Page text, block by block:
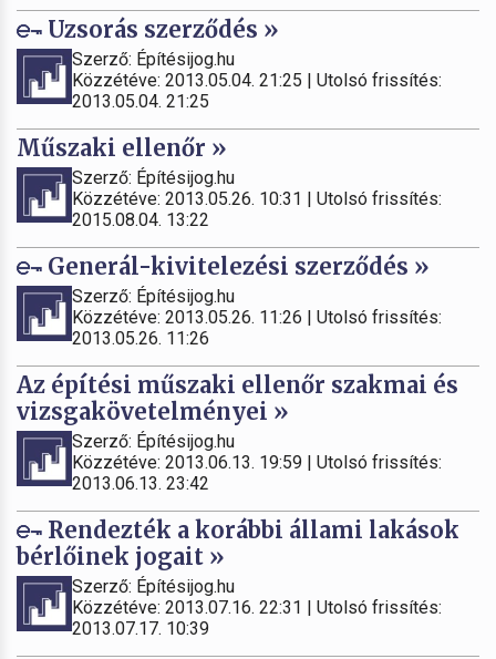
Uzsorás szerződés »
Szerző: Építésijog.hu
Közzétéve: 2013.05.04. 21:25 | Utolsó frissítés:
2013.05.04. 21:25
Műszaki ellenőr »
Szerző: Építésijog.hu
Közzétéve: 2013.05.26. 10:31 | Utolsó frissítés:
2015.08.04. 13:22
Generál-kivitelezési szerződés »
Szerző: Építésijog.hu
Közzétéve: 2013.05.26. 11:26 | Utolsó frissítés:
2013.05.26. 11:26
Az építési műszaki ellenőr szakmai és
vizsgakövetelményei »
Szerző: Építésijog.hu
Közzétéve: 2013.06.13. 19:59 | Utolsó frissítés:
2013.06.13. 23:42
Rendezték a korábbi állami lakások
bérlőinek jogait »
Szerző: Építésijog.hu
Közzétéve: 2013.07.16. 22:31 | Utolsó frissítés:
2013.07.17. 10:39